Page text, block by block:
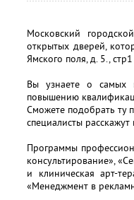
Московский
открытых дверей,
Ямского поля, д. 5.,
Вы узнаете о самых
повышению
Сможете подобрать ту
специалисты
Программы
консультирование»,
и клиническая арт-
«Менеджмент в